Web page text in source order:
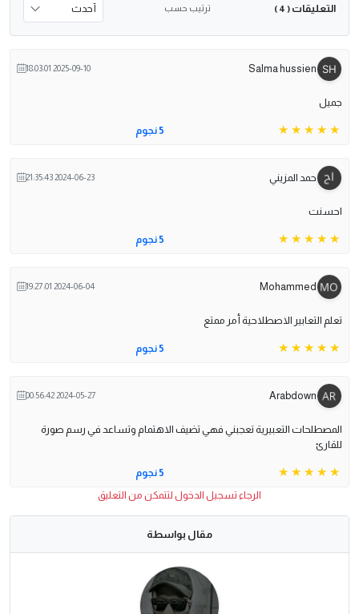
التعليقات ( 4 ) ترتيب حسب
Salma hussien
2025-09-10 18:03:01
جميل
5 نجوم
حمد المزيني 2024-06-23 21:35:43
احسنت
5 نجوم
Mohammed
2024-06-04 19:27:01
تعلم التعابير الاصطلاحية أمر ممتع
5 نجوم
Arabdown
2024-05-27 00:56:42
المصطلحات التعبيرية تعجبني فهي تضيف الاهتمام وتساعد في رسم صورة
للقارئ
5 نجوم
الرجاء تسجيل الدخول لتتمكن من التعليق
مقال بواسطة